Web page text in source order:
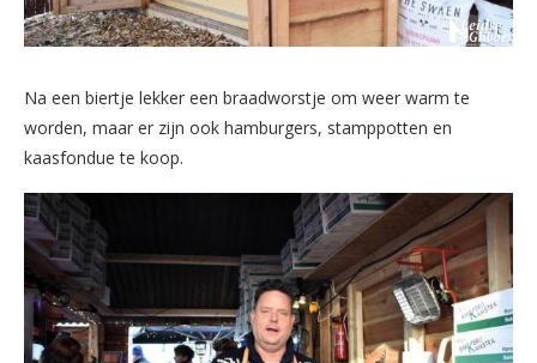
Na een biertje lekker een braadworstje om weer warm te
worden, maar er zijn ook hamburgers, stamppotten en
kaasfondue te koop.